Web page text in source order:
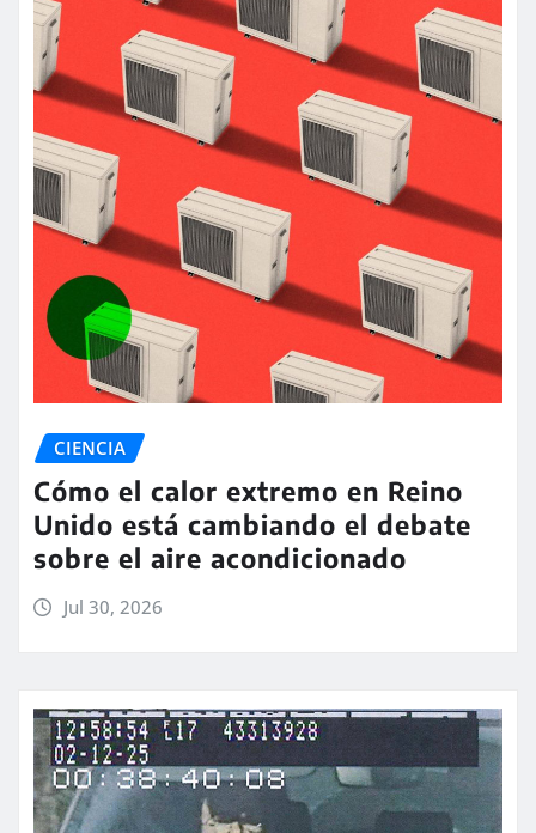
CIENCIA
Cómo el calor extremo en Reino
Unido está cambiando el debate
sobre el aire acondicionado
Jul 30, 2026